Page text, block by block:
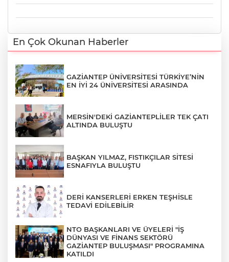
En Çok Okunan Haberler
GAZİANTEP ÜNİVERSİTESİ TÜRKİYE’NİN
EN İYİ 24 ÜNİVERSİTESİ ARASINDA
MERSİN'DEKİ GAZİANTEPLİLER TEK ÇATI
ALTINDA BULUŞTU
BAŞKAN YILMAZ, FISTIKÇILAR SİTESİ
ESNAFIYLA BULUŞTU
DERİ KANSERLERİ ERKEN TEŞHİSLE
TEDAVİ EDİLEBİLİR
NTO BAŞKANLARI VE ÜYELERİ "İŞ
DÜNYASI VE FİNANS SEKTÖRÜ
GAZİANTEP BULUŞMASI" PROGRAMINA
KATILDI